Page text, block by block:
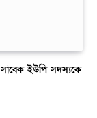
সাবেক ইউপি সদস্যকে